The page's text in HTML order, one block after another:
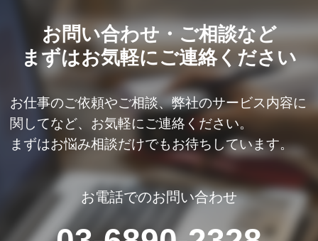
お問い合わせ・ご相談など
まずはお気軽にご連絡ください
お仕事のご依頼やご相談、弊社のサービス内容に
関してなど、 お気軽にご連絡ください。
まずはお悩み相談だけでもお待ちしています。
お電話でのお問い合わせ